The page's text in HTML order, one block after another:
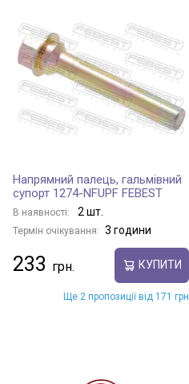
Напрямний палець, гальмівний
супорт 1274-NFUPF FEBEST
В наявності: 2 шт.
Термін очікування: 3 години
233 КУПИТИ
Ще 2 пропозиції від 171 грн